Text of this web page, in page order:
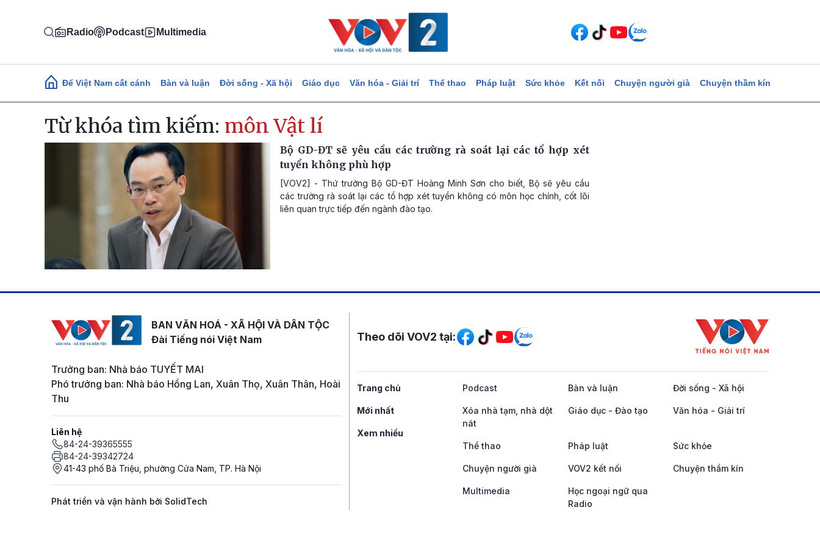
Radio Podcast Multimedia
Main navigation
Để Việt Nam cất cánh Bàn và luận Đời sống - Xã hội Giáo dục Văn hóa - Giải trí Thể thao Pháp luật Sức khỏe Kết nối Chuyện người già Chuyện thầm kín
Từ khóa tìm kiếm: môn Vật lí
Bộ GD-ĐT sẽ yêu cầu các trường rà soát lại các tổ hợp xét
tuyển không phù hợp
[VOV2] - Thứ trưởng Bộ GD-ĐT Hoàng Minh Sơn cho biết, Bộ sẽ yêu cầu
các trường rà soát lại các tổ hợp xét tuyển không có môn học chính, cốt lõi
liên quan trực tiếp đến ngành đào tạo.
BAN VĂN HOÁ - XÃ HỘI VÀ DÂN TỘC
Đài Tiếng nói Việt Nam
Trưởng ban: Nhà báo TUYẾT MAI
Phó trưởng ban: Nhà báo Hồng Lan, Xuân Thọ, Xuân Thân, Hoài
Thu
Liên hệ
84-24-39365555
84-24-39342724
41-43 phố Bà Triệu, phường Cửa Nam, TP. Hà Nội
Phát triển và vận hành bởi SolidTech
Mạng xã hội
Theo dõi VOV2 tại:
Trang chủ
Mới nhất
Xem nhiều
Podcast Bàn và luận Đời sống - Xã hội
Xóa nhà tạm, nhà dột
nát
Giáo dục - Đào tạo Văn hóa - Giải trí
Thể thao Pháp luật Sức khỏe
Chuyện người già VOV2 kết nối Chuyện thầm kín
Multimedia
Học ngoại ngữ qua
Radio